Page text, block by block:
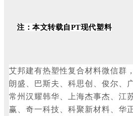
注：本文转载自PT现代塑料
艾邦建有热塑性复合材料微信群
朗盛、巴斯夫、科思创、俊尔、
常州汉耀韩华、上海杰事杰、江
赢、奇一科技、科聚新材料、华